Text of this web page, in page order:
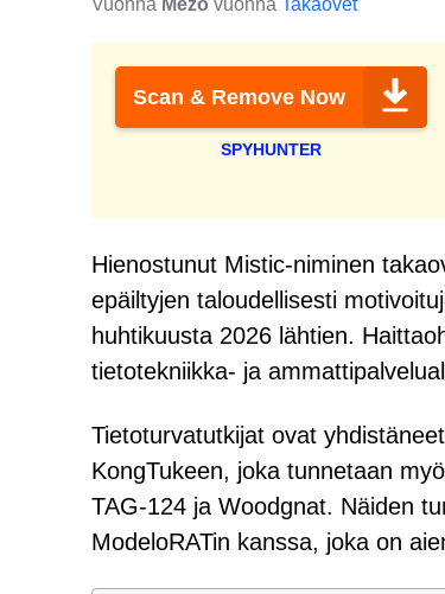
Vuonna Mezo vuonna Takaovet
Scan & Remove Now
SPYHUNTER
Hienostunut Mistic-niminen
epäiltyjen taloudellisesti
huhtikuusta 2026 lähtien.
tietotekniikka- ja
Tietoturvatutkijat ovat
KongTukeen, joka tunnetaan
TAG-124 ja Woodgnat. Näiden
ModeloRATin kanssa, joka on